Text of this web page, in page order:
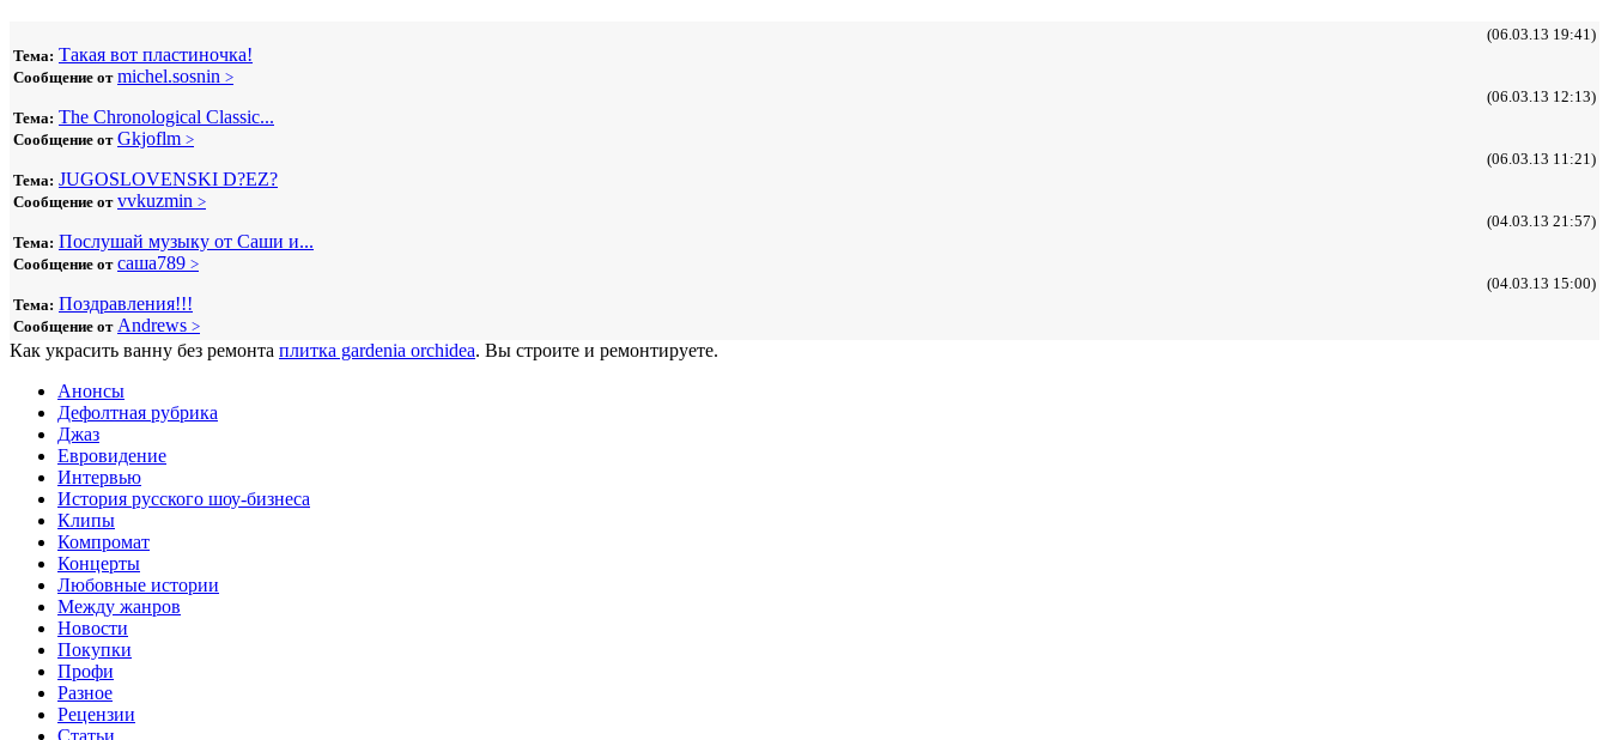
(06.03.13 19:41)
Тема: Такая вот пластиночка!
Сообщение от michel.sosnin >
(06.03.13 12:13)
Тема: The Chronological Classic...
Сообщение от Gkjoflm >
(06.03.13 11:21)
Тема: JUGOSLOVENSKI D?EZ?
Сообщение от vvkuzmin >
(04.03.13 21:57)
Тема: Послушай музыку от Саши и...
Сообщение от саша789 >
(04.03.13 15:00)
Тема: Поздравления!!!
Сообщение от Andrews >
Как украсить ванну без ремонта плитка gardenia orchidea. Вы строите и ремонтируете.
Анонсы
Дефолтная рубрика
Джаз
Евровидение
Интервью
История русского шоу-бизнеса
Клипы
Компромат
Концерты
Любовные истории
Между жанров
Новости
Покупки
Профи
Разное
Рецензии
Статьи